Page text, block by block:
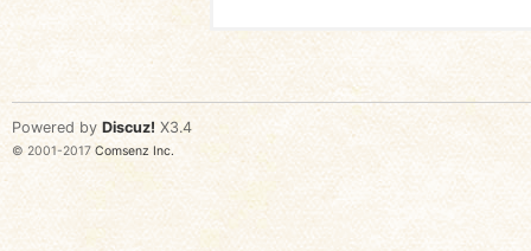
Powered by Discuz! X3.4
© 2001-2017 Comsenz Inc.